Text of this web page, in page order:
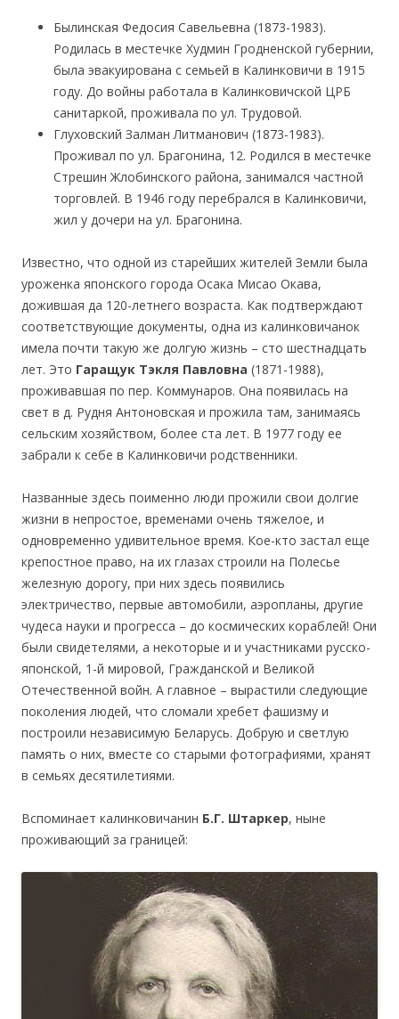
Былинская Федосия Савельевна (1873-1983).
Родилась в местечке Худмин Гродненской губернии,
была эвакуирована с семьей в Калинковичи в 1915
году. До войны работала в Калинковичской ЦРБ
санитаркой, проживала по ул. Трудовой.
Глуховский Залман Литманович (1873-1983).
Проживал по ул. Брагонина, 12. Родился в местечке
Стрешин Жлобинского района, занимался частной
торговлей. В 1946 году перебрался в Калинковичи,
жил у дочери на ул. Брагонина.
Известно, что одной из старейших жителей Земли была
уроженка японского города Осака Мисао Окава,
дожившая да 120-летнего возраста. Как подтверждают
соответствующие документы, одна из калинковичанок
имела почти такую же долгую жизнь – сто шестнадцать
лет. Это Гаращук Тэкля Павловна (1871-1988),
проживавшая по пер. Коммунаров. Она появилась на
свет в д. Рудня Антоновская и прожила там, занимаясь
сельским хозяйством, более ста лет. В 1977 году ее
забрали к себе в Калинковичи родственники.
Названные здесь поименно люди прожили свои долгие
жизни в непростое, временами очень тяжелое, и
одновременно удивительное время. Кое-кто застал еще
крепостное право, на их глазах строили на Полесье
железную дорогу, при них здесь появились
электричество, первые автомобили, аэропланы, другие
чудеса науки и прогресса – до космических кораблей! Они
были свидетелями, а некоторые и и участниками русско-
японской, 1-й мировой, Гражданской и Великой
Отечественной войн. А главное – вырастили следующие
поколения людей, что сломали хребет фашизму и
построили независимую Беларусь. Добрую и светлую
память о них, вместе со старыми фотографиями, хранят
в семьях десятилетиями.
Вспоминает калинковичанин Б.Г. Штаркер, ныне
проживающий за границей: